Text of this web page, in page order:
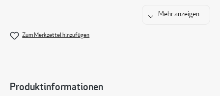
Mehr anzeigen...
Zum Merkzettel hinzufügen
Produktinformationen